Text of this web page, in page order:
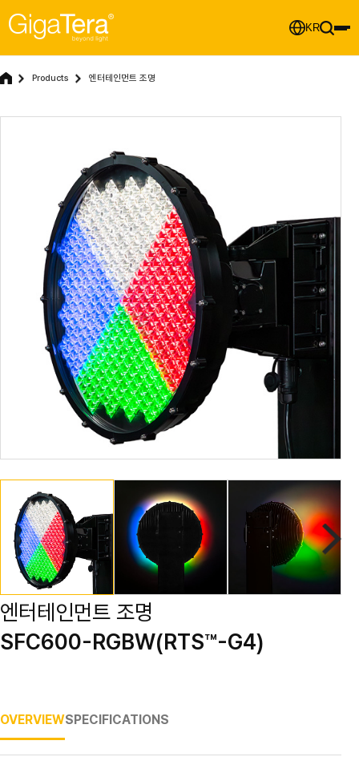
KR
Products 엔터테인먼트 조명
엔터테인먼트 조명
SFC600-RGBW(RTS™-G4)
OVERVIEWSPECIFICATIONS